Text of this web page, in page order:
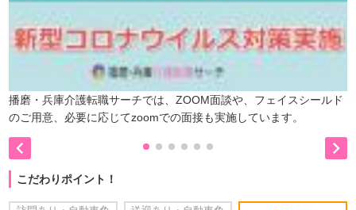
播磨・兵庫介護転職サーチでは、ZOOM面談や、フェイスシールド
のご用意、必要に応じてzoomでの面接も実施しています。
 
こだわりポイント！